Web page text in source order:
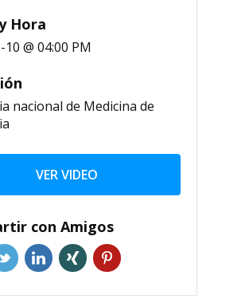
Hora
@ 04:00 PM
nacional de Medicina de
VER VIDEO
con Amigos